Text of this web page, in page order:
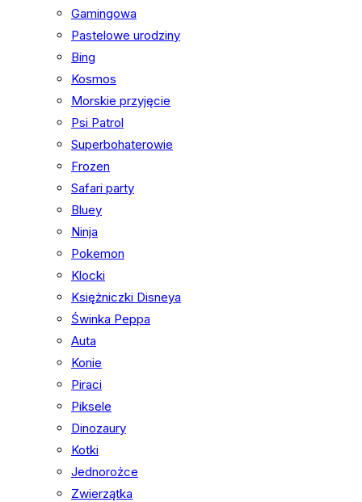
Gamingowa
Pastelowe urodziny
Bing
Kosmos
Morskie przyjęcie
Psi Patrol
Superbohaterowie
Frozen
Safari party
Bluey
Ninja
Pokemon
Klocki
Księżniczki Disneya
Świnka Peppa
Auta
Konie
Piraci
Piksele
Dinozaury
Kotki
Jednorożce
Zwierzątka